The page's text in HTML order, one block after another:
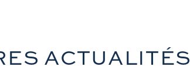
ACTUALITÉS